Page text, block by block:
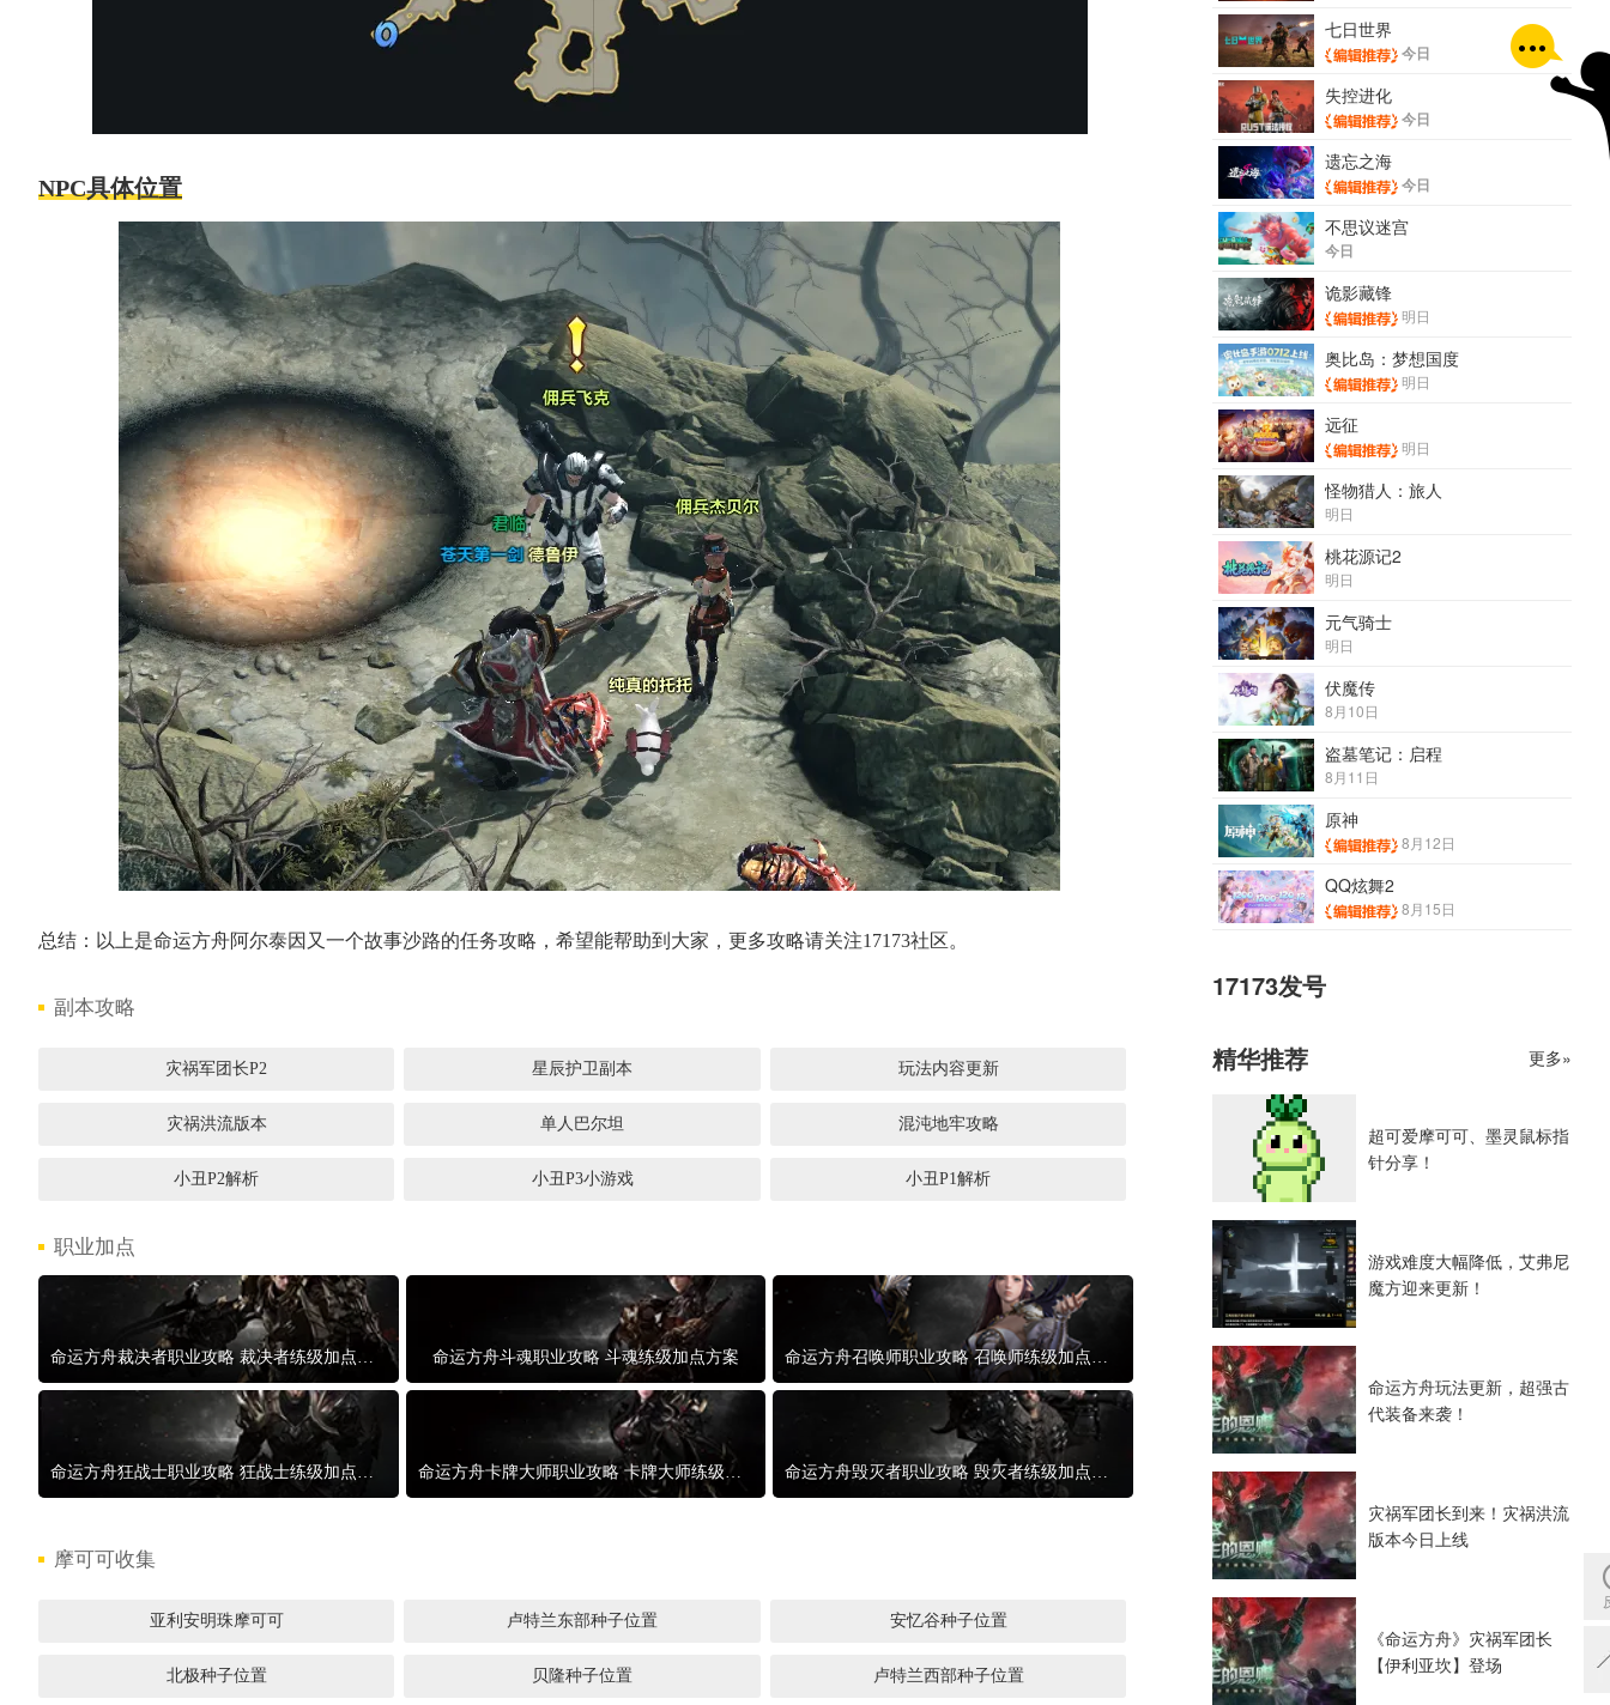
NPC具体位置
总结：以上是命运方舟阿尔泰因又一个故事沙路的任务攻略，希望能帮助到大家，更多攻略请关注17173社区。
副本攻略
灾祸军团长P2 星辰护卫副本 玩法内容更新
灾祸洪流版本 单人巴尔坦 混沌地牢攻略
小丑P2解析 小丑P3小游戏 小丑P1解析
职业加点
命运方舟斗魂职业攻略 斗魂练级加点方案
命运方舟卡牌大师职业攻略 卡牌大师练级加点
摩可可收集
亚利安明珠摩可可 卢特兰东部种子位置 安忆谷种子位置
北极种子位置 贝隆种子位置 卢特兰西部种子位置
七日世界
今日
失控进化
今日
遗忘之海
今日
不思议迷宫
今日
诡影藏锋
明日
奥比岛：梦想国度
明日
远征
明日
怪物猎人：旅人
明日
桃花源记2
明日
元气骑士
明日
伏魔传
8月10日
盗墓笔记：启程
8月11日
原神
8月12日
QQ炫舞2
8月15日
17173发号
精华推荐 更多»
超可爱摩可可、墨灵鼠标指
针分享！
游戏难度大幅降低，艾弗尼
魔方迎来更新！
命运方舟玩法更新，超强古
代装备来袭！
灾祸军团长到来！灾祸洪流
版本今日上线
《命运方舟》灾祸军团长
【伊利亚坎】登场